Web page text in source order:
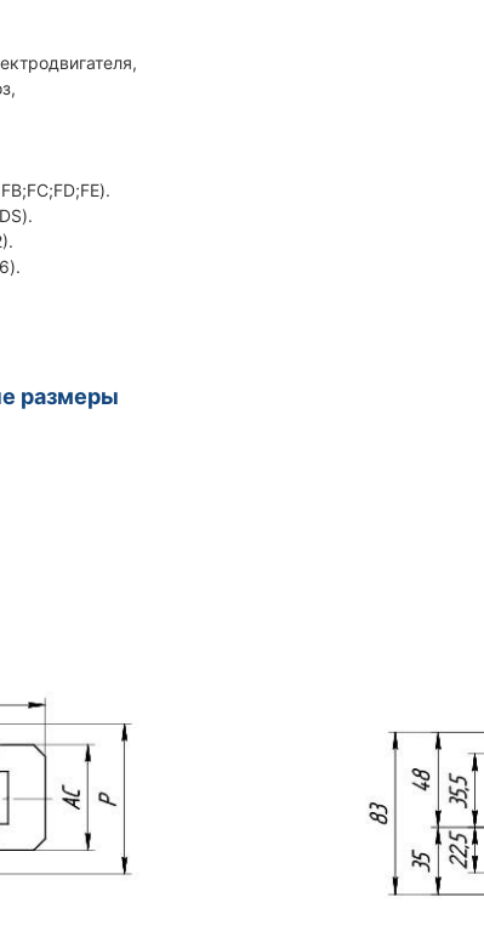
кВт.
размеры